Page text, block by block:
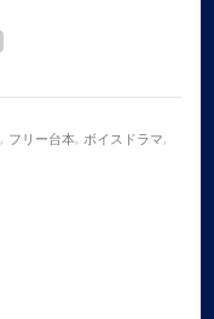
, フリー台本, ボイスドラマ,